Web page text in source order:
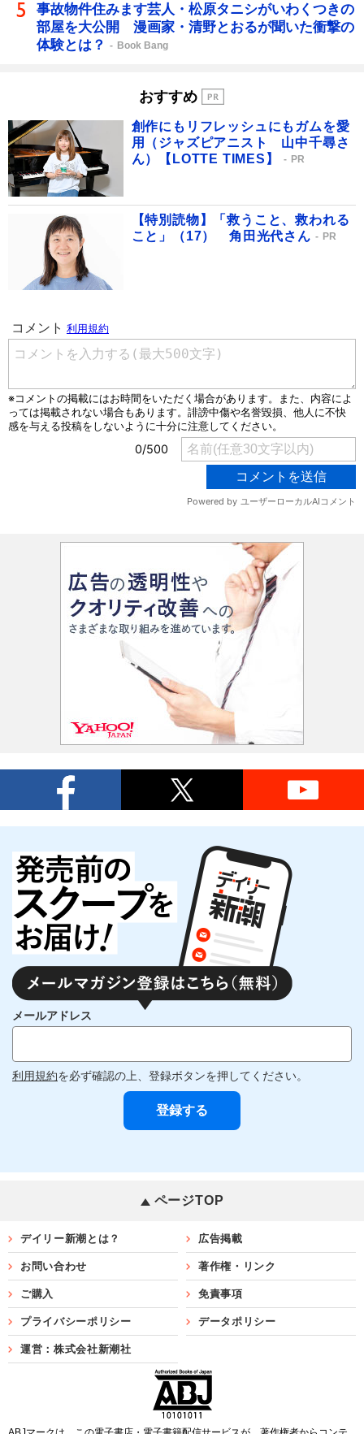
事故物件住みます芸人・松原タニシがいわくつきの
部屋を大公開 漫画家・清野とおるが聞いた衝撃の
体験とは？
Book Bang
おすすめ
創作にもリフレッシュにもガムを愛
用（ジャズピアニスト 山中千尋さ
ん）【LOTTE TIMES】
PR
【特別読物】「救うこと、救われる
こと」（17） 角田光代さん
PR
メールアドレス
利用規約を必ず確認の上、登録ボタンを押してください。
ページTOP
デイリー新潮とは？ 広告掲載
お問い合わせ 著作権・リンク
ご購入 免責事項
プライバシーポリシー データポリシー
運営：株式会社新潮社